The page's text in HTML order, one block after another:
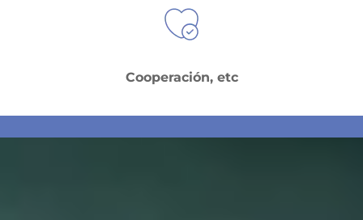
Cooperación, etc